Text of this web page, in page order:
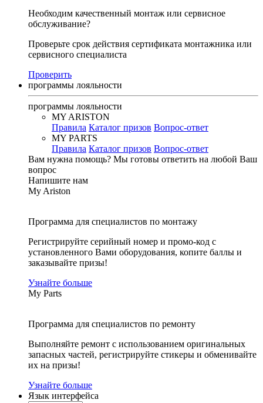
Необходим качественный монтаж или сервисное
обслуживание?
Проверьте срок действия сертификата монтажника или
сервисного специалиста
Проверить
программы лояльности
программы лояльности
MY ARISTON
Правила Каталог призов Вопрос-ответ
MY PARTS
Правила Каталог призов Вопрос-ответ
Вам нужна помощь? Мы готовы ответить на любой Ваш
вопрос
Напишите нам
My Ariston
Программа для специалистов по монтажу
Регистрируйте серийный номер и промо-код с
установленного Вами оборудования, копите баллы и
заказывайте призы!
Узнайте больше
My Parts
Программа для специалистов по ремонту
Выполняйте ремонт с использованием оригинальных
запасных частей, регистрируйте стикеры и обменивайте
их на призы!
Узнайте больше
Язык интерфейса